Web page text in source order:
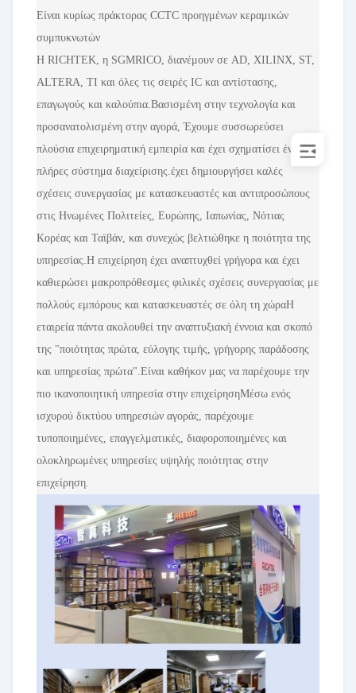
Είναι κυρίως πράκτορας CCTC προηγμένων κεραμικών
συμπυκνωτών
Η RICHTEK, η SGMRICO, διανέμουν σε AD, XILINX, ST,
ALTERA, TI και όλες τις σειρές IC και αντίστασης,
επαγωγούς και καλούπια.Βασισμένη στην τεχνολογία και
προσανατολισμένη στην αγορά, Έχουμε συσσωρεύσει
πλούσια επιχειρηματική εμπειρία και έχει σχηματίσει ένα
πλήρες σύστημα διαχείρισης.έχει δημιουργήσει καλές
σχέσεις συνεργασίας με κατασκευαστές και αντιπροσώπους
στις Ηνωμένες Πολιτείες, Ευρώπης, Ιαπωνίας, Νότιας
Κορέας και Ταϊβάν, και συνεχώς βελτιώθηκε η ποιότητα της
υπηρεσίας.Η επιχείρηση έχει αναπτυχθεί γρήγορα και έχει
καθιερώσει μακροπρόθεσμες φιλικές σχέσεις συνεργασίας με
πολλούς εμπόρους και κατασκευαστές σε όλη τη χώραΗ
εταιρεία πάντα ακολουθεί την αναπτυξιακή έννοια και σκοπό
της "ποιότητας πρώτα, εύλογης τιμής, γρήγορης παράδοσης
και υπηρεσίας πρώτα".Είναι καθήκον μας να παρέχουμε την
πιο ικανοποιητική υπηρεσία στην επιχείρησηΜέσω ενός
ισχυρού δικτύου υπηρεσιών αγοράς, παρέχουμε
τυποποιημένες, επαγγελματικές, διαφοροποιημένες και
ολοκληρωμένες υπηρεσίες υψηλής ποιότητας στην
επιχείρηση.